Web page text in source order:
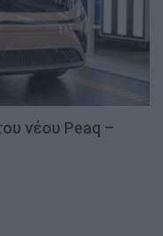
νέου Peaq –